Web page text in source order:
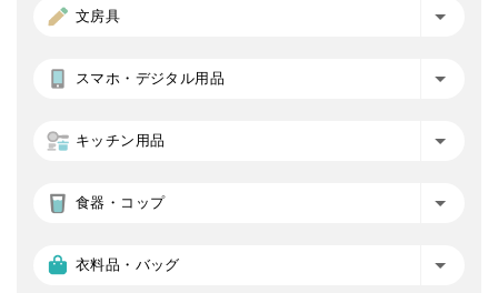
文房具
スマホ・デジタル用品
キッチン用品
食器・コップ
衣料品・バッグ